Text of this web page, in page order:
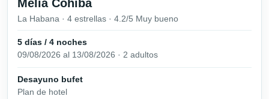
Meliá Cohiba
La Habana · 4 estrellas · 4.2/5 Muy bueno
5 días / 4 noches
09/08/2026 al 13/08/2026 · 2 adultos
Desayuno bufet
Plan de hotel